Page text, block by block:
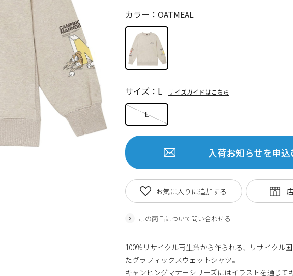
カラー：OATMEAL
L
サイズ：L サイズガイドはこちら
入荷お知らせを申込
この商品について問い合わせる
お気に入りに追加する
100%リサイクル再生糸から作られる、リサイクル
たグラフィックスウェットシャツ。
キャンピングマナーシリーズにはイラストを通じ